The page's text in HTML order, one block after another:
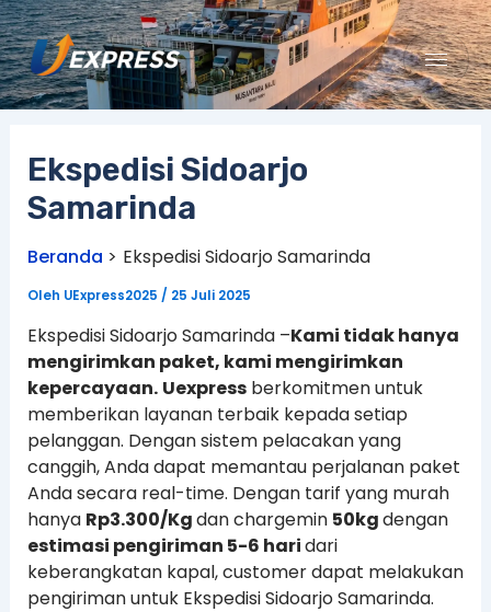
Lewati
ke
konten
Ekspedisi Sidoarjo
Samarinda
Beranda Ekspedisi Sidoarjo Samarinda
Oleh UExpress2025 / 25 Juli 2025
Ekspedisi Sidoarjo Samarinda –Kami tidak hanya
mengirimkan paket, kami mengirimkan
kepercayaan. Uexpressberkomitmen untuk
memberikan layanan terbaik kepada setiap
pelanggan. Dengan sistem pelacakan yang
canggih, Anda dapat memantau perjalanan paket
Anda secara real-time. Dengan tarif yang murah
hanya Rp3.300/Kgdan chargemin 50kgdengan
estimasi pengiriman 5-6 haridari
keberangkatan kapal, customer dapat melakukan
pengiriman untuk Ekspedisi Sidoarjo Samarinda.